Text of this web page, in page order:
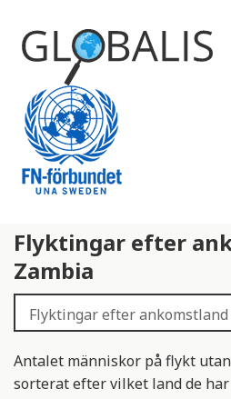
Flyktingar efter
Zambia
Antalet människor på flykt
sorterat efter vilket land de